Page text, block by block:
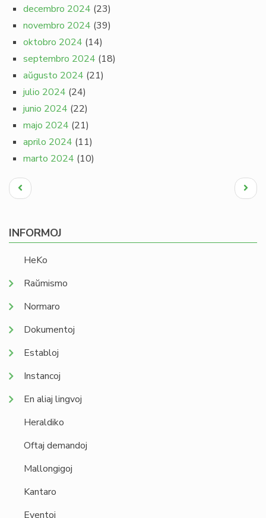
decembro 2024 (23)
novembro 2024 (39)
oktobro 2024 (14)
septembro 2024 (18)
aŭgusto 2024 (21)
julio 2024 (24)
junio 2024 (22)
majo 2024 (21)
aprilo 2024 (11)
marto 2024 (10)
Pagination
Antaŭa
paĝo
Next
page
INFORMOJ
HeKo
Raŭmismo
Normaro
Dokumentoj
Establoj
Instancoj
En aliaj lingvoj
Heraldiko
Oftaj demandoj
Mallongigoj
Kantaro
Eventoj